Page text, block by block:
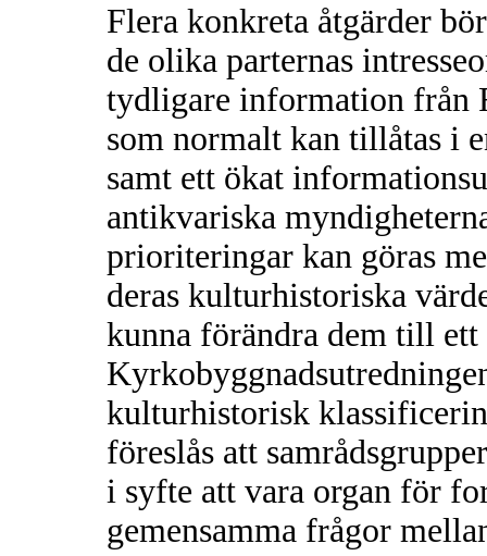
Flera konkreta åtgärder
de olika parternas
tydligare information från
som normalt kan tillåtas i
samt ett ökat
antikvariska
prioriteringar kan göras
deras kulturhistoriska
kunna förändra dem till
kulturhistorisk
föreslås att
i syfte att vara organ för
gemensamma frågor